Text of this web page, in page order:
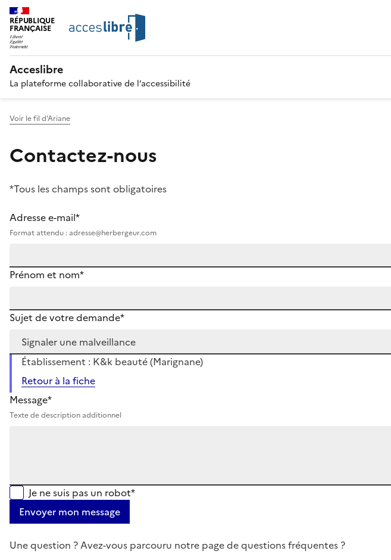
RÉPUBLIQUE
FRANÇAISE
Acceslibre
La plateforme collaborative de l’accessibilité
Voir le fil d'Ariane
Contactez-nous
*Tous les champs sont obligatoires
Adresse e-mail*
Format attendu : adresse@herbergeur.com
Prénom et nom*
Sujet de votre demande*
Établissement : K&k beauté (Marignane)
Retour à la fiche
Message*
Texte de description additionnel
Je ne suis pas un robot*
Envoyer mon message
Une question ? Avez-vous parcouru notre page de questions fréquentes ?